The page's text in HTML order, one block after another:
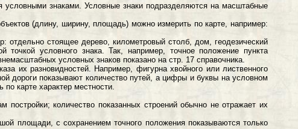
знаками. Условные знаки подразделяются на масштабные
(длину, ширину, площадь) можно измерить по карте, например:
стоящее дерево, километровый столб, дом, геодезический
условного знака. Так, например, точное положение пункта
условных знаков показано на стр. 17 справочника.
их разновидностей. Например, фигурна хвойного или лиственного
дороги показывают количество путей, а цифры и буквы на условном
карте характер местности.
количество показанных строений обычно не отражает их
площади, с сохранением точного положения показываются только